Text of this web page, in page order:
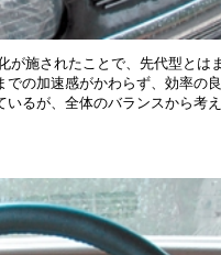
施されたことで、先代型と
の加速感がかわらず、効率の
るが、全体のバランスから考